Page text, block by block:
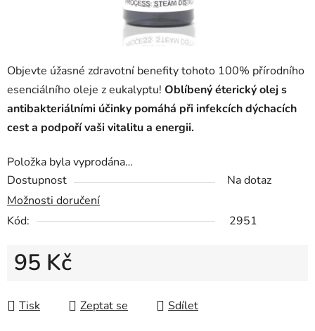
Objevte úžasné zdravotní benefity tohoto 100% přírodního
esenciálního oleje z eukalyptu! Oblíbený éterický olej s
antibakteriálními účinky pomáhá při infekcích dýchacích
cest a podpoří vaši vitalitu a energii.
Položka byla vyprodána…
Dostupnost
Na dotaz
Možnosti doručení
Kód:
2951
95 Kč
Tisk
Zeptat se Sdílet